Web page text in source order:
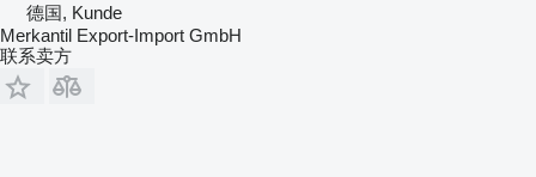
德国, Kunde
Merkantil Export-Import GmbH
联系卖方